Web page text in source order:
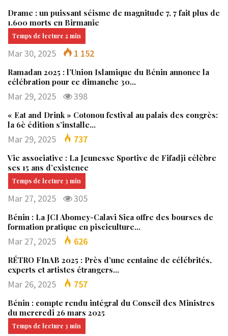
Drame : un puissant séisme de magnitude 7, 7 fait plus de
1.600 morts en Birmanie
Mar 30, 2025 1 152
Ramadan 2025 : l’Union Islamique du Bénin annonce la
célébration pour ce dimanche 30…
Mar 29, 2025 398
« Eat and Drink » Cotonou festival au palais des congrès:
la 6è édition s’installe…
Mar 29, 2025 737
Vie associative : La Jeunesse Sportive de Fifadji célèbre
ses 15 ans d’existence
Mar 27, 2025 305
Bénin : La JCI Abomey-Calavi Sica offre des bourses de
formation pratique en pisciculture…
Mar 27, 2025 626
RÉTRO FInAB 2025 : Près d’une centaine de célébrités,
experts et artistes étrangers…
Mar 26, 2025 757
Bénin : compte rendu intégral du Conseil des Ministres
du mercredi 26 mars 2025